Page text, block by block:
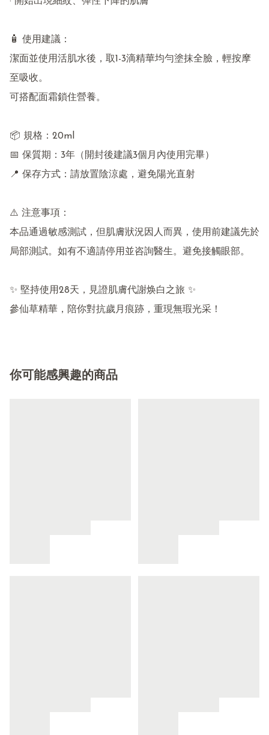
🧴 使用建議：
潔面並使用活肌水後，取1-3滴精華均勻塗抹全臉，輕按摩
至吸收。
可搭配面霜鎖住營養。
📦 規格：20ml
📅 保質期：3年（開封後建議3個月內使用完畢）
📍 保存方式：請放置陰涼處，避免陽光直射
⚠️ 注意事項：
本品通過敏感測試，但肌膚狀況因人而異，使用前建議先於
局部測試。如有不適請停用並咨詢醫生。避免接觸眼部。
✨ 堅持使用28天，見證肌膚代謝焕白之旅 ✨
你可能感興趣的商品